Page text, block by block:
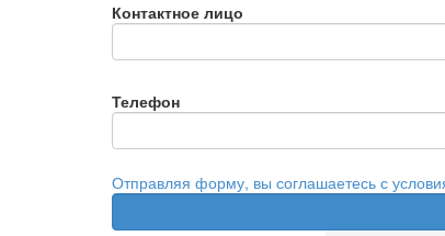
Контактное лицо
Телефон
Отправляя форму, вы соглашаетесь с